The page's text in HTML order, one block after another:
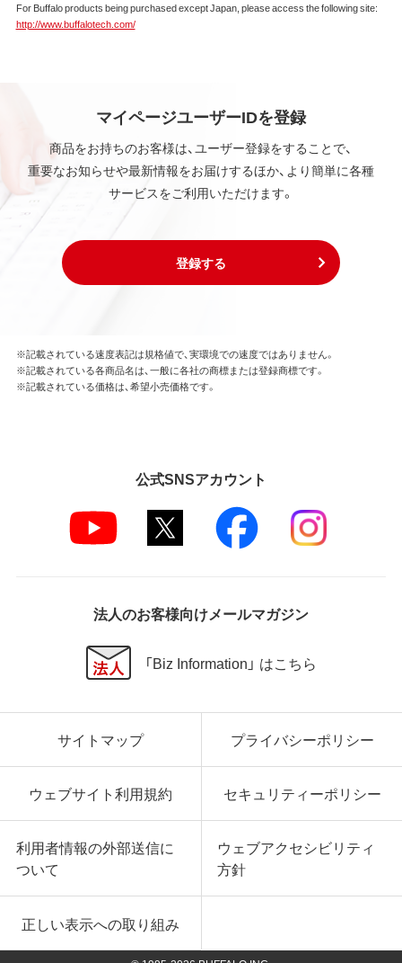
する法律ならびに条約によって保護されています。
本ソフトウェアは、本契約に規定される条件のもとで
本ソフトウェアに対する知的所有権に関する表示を
削除してはならないものとします。
第3条 使用制限
本ソフトウェアの用途は、購入商品またはその添付ソ
り、逆アセンブル、逆コンパイル、リバースエンジニア
リング、その他の修正を本ソフトウェアに加えること
はできません。
す。
第4条 保証
弊社は、データの消失、業務の中断、逸失利益、精神的
損害等を含め、本ソフトウェアの使用または使用不能
に起因する直接的、間接的、特別、偶発的、結果的、そ
第6条 輸出規制
本契約の締結により、お客様は下記事項に同意するも
国輸出管理関連法規等に基づく輸出規制の対象とな
を遵守し、かかる法規の定めるところにより必要な手
続きを行うこと。
お客様が現時点で外国為替及び外国貿易法および米
国輸出管理関連法規等により本ソフトウェアのダウ
ンロードについて規制を受けていない者であるこ
と。
本ソフトウェアを現時点で外国為替及び外国貿易法
および米国輸出管理関連法規等により禁止されてい
る大量破壊兵器または通常破壊兵器の開発、設計、製
For Buffalo products being purchased except Japan, please access the following site:
http://www.buffalotech.com/
マイページユーザーIDを登録
商品をお持ちのお客様は、ユーザー登録をすることで、
重要なお知らせや最新情報をお届けするほか、より簡単に各種
サービスをご利用いただけます。
登録する
※記載されている速度表記は規格値で、実環境での速度ではありません。
※記載されている各商品名は、一般に各社の商標または登録商標です。
※記載されている価格は、希望小売価格です。
公式SNSアカウント
法人のお客様向けメールマガジン
「Biz Information」 はこちら
サイトマップ プライバシーポリシー
ウェブサイト利用規約 セキュリティーポリシー
利用者情報の外部送信に
ついて
ウェブアクセシビリティ
方針
正しい表示への取り組み